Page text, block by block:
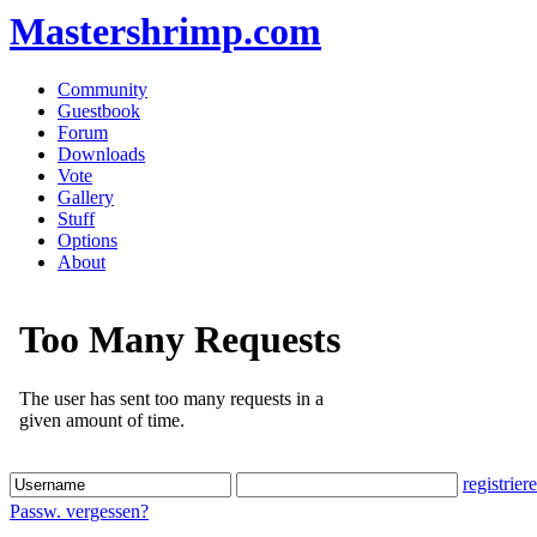
Mastershrimp.com
Community
Guestbook
Forum
Downloads
Vote
Gallery
Stuff
Options
About
Passw. vergessen?